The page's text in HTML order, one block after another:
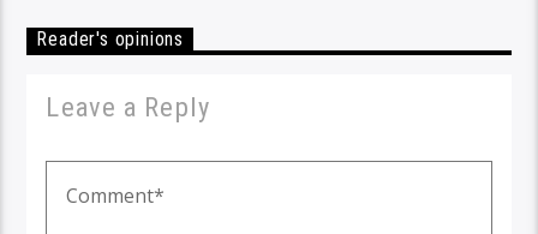
Reader's opinions
Leave a Reply